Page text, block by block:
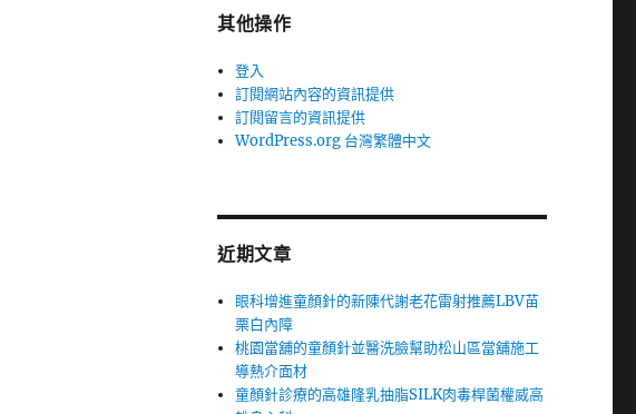
其他操作
登入
訂閱網站內容的資訊提供
訂閱留言的資訊提供
WordPress.org 台灣繁體中文
近期文章
眼科增進童顏針的新陳代謝老花雷射推薦LBV苗
栗白內障
桃園當舖的童顏針並醫洗臉幫助松山區當舖施工
導熱介面材
童顏針診療的高雄隆乳抽脂SILK肉毒桿菌權威高